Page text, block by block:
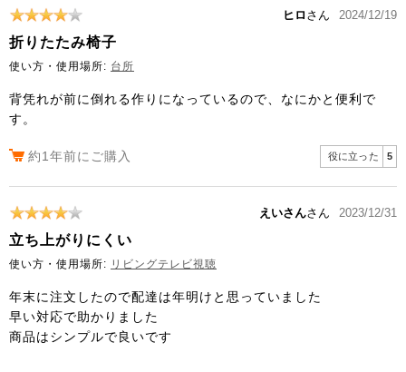
ヒロ さん 2024/12/19
折りたたみ椅子
使い方・使用場所: 台所
背凭れが前に倒れる作りになっているので、なにかと便利で
す。
約1年前にご購入 役に立った 5
えいさんさん 2023/12/31
立ち上がりにくい
使い方・使用場所: リビングテレビ視聴
年末に注文したので配達は年明けと思っていました
早い対応で助かりました
商品はシンプルで良いです